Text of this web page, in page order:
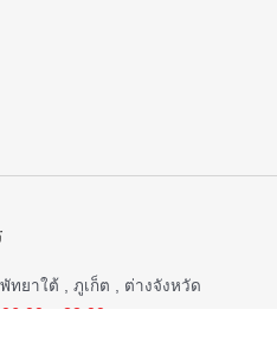
ทยาใต้ , ภูเก็ต , ต่างจังหวัด
– 22.00 น.